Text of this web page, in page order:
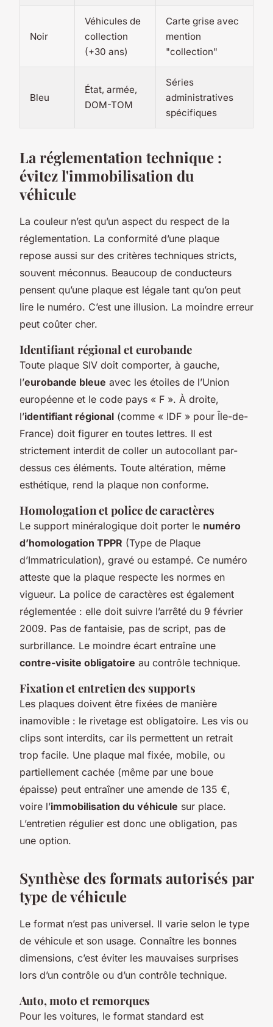
Noir
Véhicules de
collection
(+30 ans)
Carte grise avec
mention
"collection"
Bleu
État, armée,
DOM-TOM
Séries
administratives
spécifiques
La réglementation technique :
évitez l'immobilisation du
véhicule
La couleur n’est qu’un aspect du respect de la
réglementation. La conformité d’une plaque
repose aussi sur des critères techniques stricts,
souvent méconnus. Beaucoup de conducteurs
pensent qu’une plaque est légale tant qu’on peut
lire le numéro. C’est une illusion. La moindre erreur
peut coûter cher.
Identifiant régional et eurobande
Toute plaque SIV doit comporter, à gauche,
l’eurobande bleue avec les étoiles de l’Union
européenne et le code pays « F ». À droite,
l’identifiant régional (comme « IDF » pour Île-de-
France) doit figurer en toutes lettres. Il est
strictement interdit de coller un autocollant par-
dessus ces éléments. Toute altération, même
esthétique, rend la plaque non conforme.
Homologation et police de caractères
Le support minéralogique doit porter le numéro
d’homologation TPPR (Type de Plaque
d’Immatriculation), gravé ou estampé. Ce numéro
atteste que la plaque respecte les normes en
vigueur. La police de caractères est également
réglementée : elle doit suivre l’arrêté du 9 février
2009. Pas de fantaisie, pas de script, pas de
surbrillance. Le moindre écart entraîne une
contre-visite obligatoire au contrôle technique.
Fixation et entretien des supports
Les plaques doivent être fixées de manière
inamovible : le rivetage est obligatoire. Les vis ou
clips sont interdits, car ils permettent un retrait
trop facile. Une plaque mal fixée, mobile, ou
partiellement cachée (même par une boue
épaisse) peut entraîner une amende de 135 €,
voire l’immobilisation du véhicule sur place.
L’entretien régulier est donc une obligation, pas
une option.
Synthèse des formats autorisés par
type de véhicule
Le format n’est pas universel. Il varie selon le type
de véhicule et son usage. Connaître les bonnes
dimensions, c’est éviter les mauvaises surprises
lors d’un contrôle ou d’un contrôle technique.
Auto, moto et remorques
Pour les voitures, le format standard est